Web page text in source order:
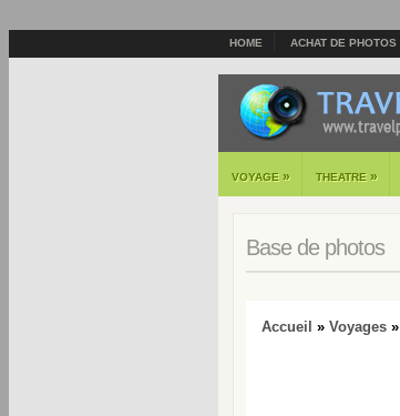
HOME ACHAT DE PHOTOS
VOYAGE » THEATRE »
Base de photos
Accueil » Voyages »